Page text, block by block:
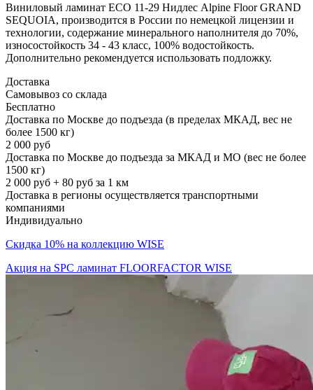
Виниловый ламинат ECO 11-29 Нидлес Alpine Floor GRAND
SEQUOIA, производится в России по немецкой лицензии и
технологии, содержание минерального наполнителя до 70%,
износостойкость 34 - 43 класс, 100% водостойкость.
Дополнительно рекомендуется использовать подложку.
Доставка
Самовывоз со склада
Бесплатно
Доставка по Москве до подъезда (в пределах МКАД, вес не
более 1500 кг)
2 000 руб
Доставка по Москве до подъезда за МКАД и МО (вес не более
1500 кг)
2 000 руб + 80 руб за 1 км
Доставка в регионы осуществляется транспортными
компаниями
Индивидуально
Скидка 10% на коллекцию WISE
Акция на SPC ламинат FLOORFACTOR WISE